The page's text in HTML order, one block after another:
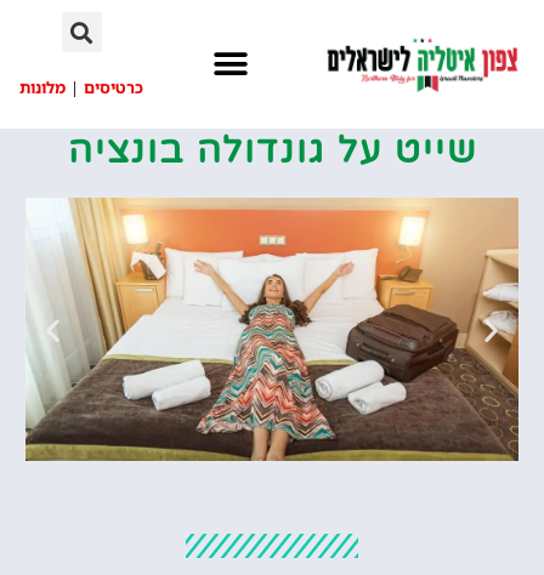
כרטיסים | מלונות
שייט על גונדולה בונציה
מציאת מלון